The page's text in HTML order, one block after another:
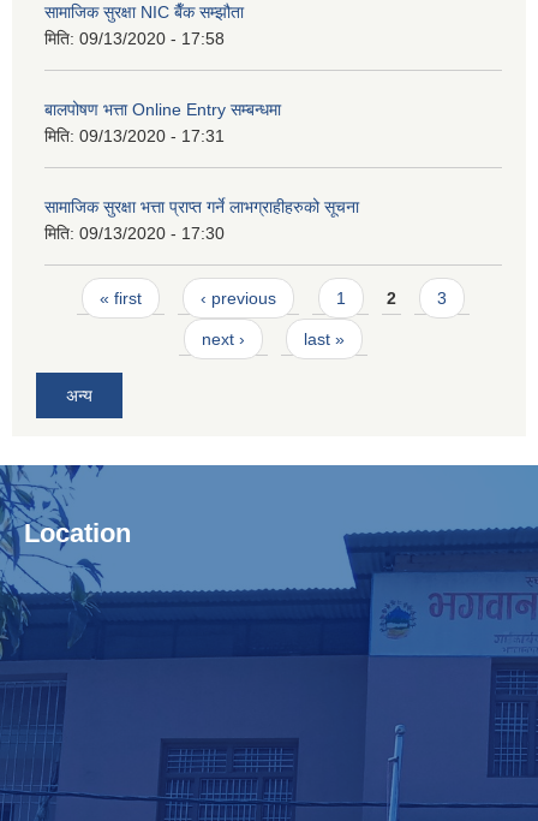
सामाजिक सुरक्षा NIC बैँक सम्झौता
मिति: 09/13/2020 - 17:58
बालपोषण भत्ता Online Entry सम्बन्धमा
मिति: 09/13/2020 - 17:31
सामाजिक सुरक्षा भत्ता प्राप्त गर्ने लाभग्राहीहरुको सूचना
मिति: 09/13/2020 - 17:30
Pages
« first ‹ previous 1 2 3
next › last »
अन्य
Location